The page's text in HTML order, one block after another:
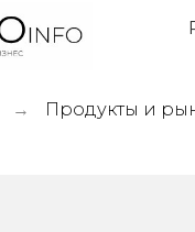
→ Продукты и